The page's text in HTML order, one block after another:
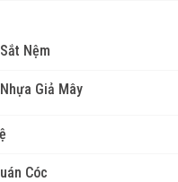
Nệm
Giả Mây
Cóc